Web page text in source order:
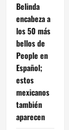
Belinda
encabeza a
los 50 más
bellos de
People en
Español;
estos
mexicanos
también
aparecen